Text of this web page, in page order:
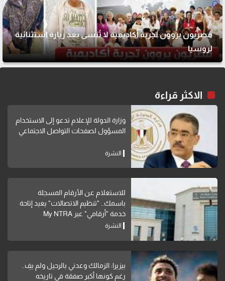
مصريون يروون تجربة أكاديمية لا تُنسى بعد زيارة استثنائية
لروسيا
الاكثر قراءة
وزارة الدولة للإعلام تدعو إلى الاستخدام
المسؤول لصفحات التواصل الاجتماعي
النشرة
للاستعلام عن الأرقام المسجلة
باسمك.. "تنظيم الاتصالات" يعيد إتاحة
خدمة "أرقامي" عبر My NTRA
النشرة
بيزيرا: الزمالك وعدني بالرحيل ولم يفِ..
رغم كونها أكبر صفقة في تاريخه